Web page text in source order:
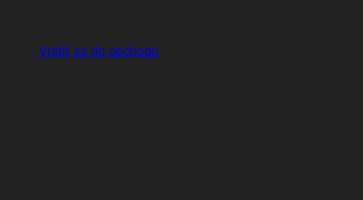
Vrátiť sa do obchodu